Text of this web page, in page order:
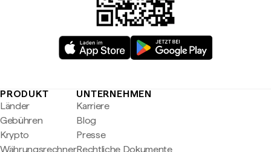
PRODUKT
Länder
Gebühren
Krypto
Währungsrechner
UNTERNEHMEN
Karriere
Blog
Presse
Rechtliche Dokumente